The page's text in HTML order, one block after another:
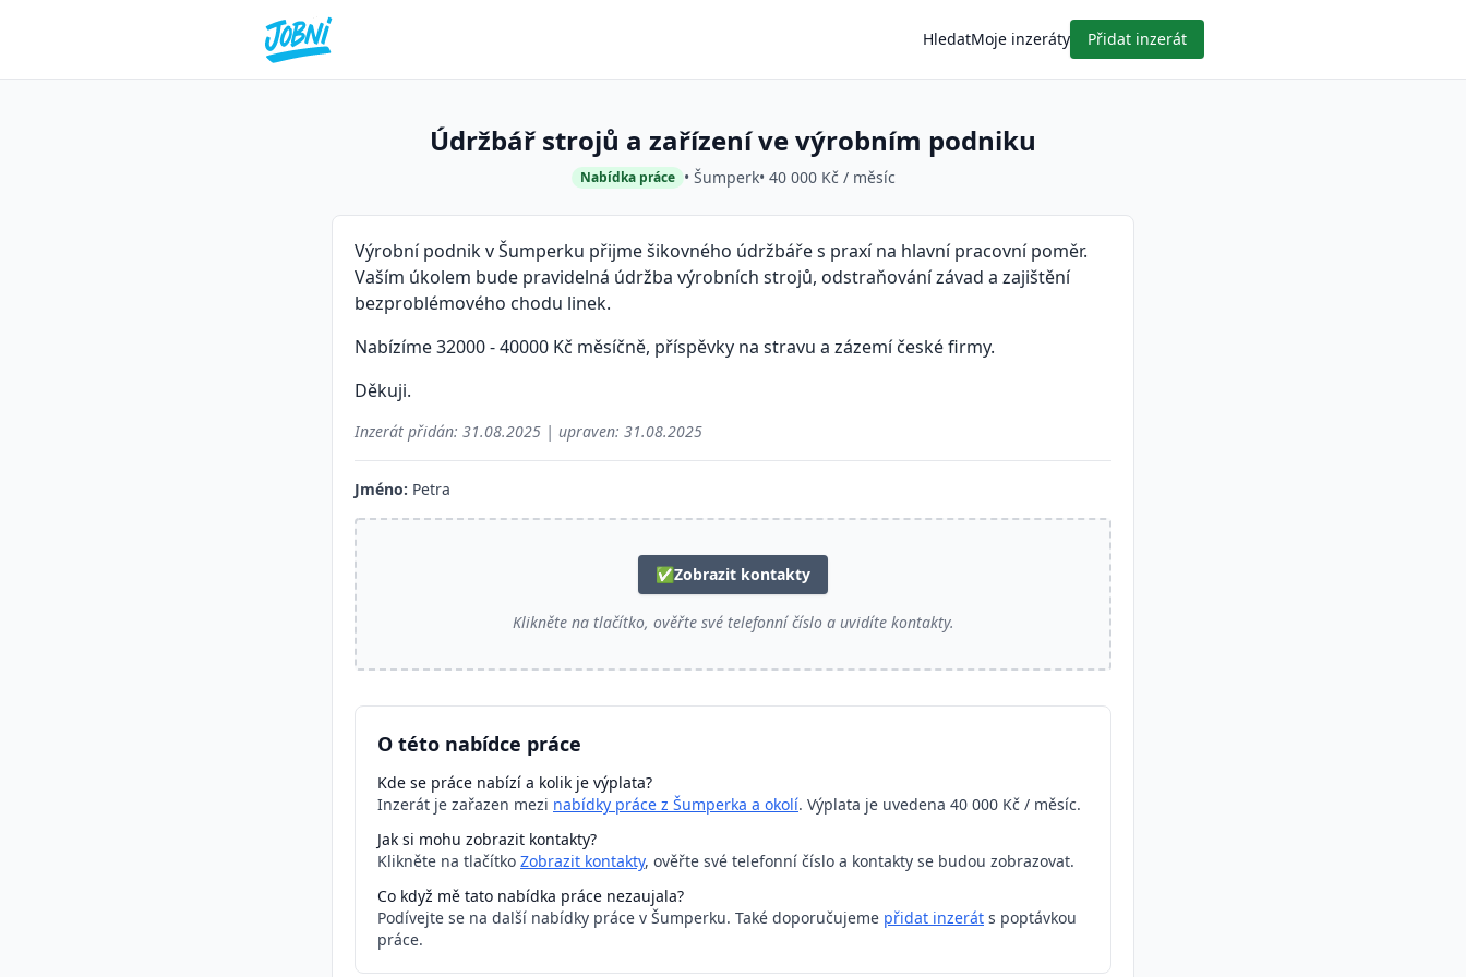
HledatMoje inzeráty Přidat inzerát
Údržbář strojů a zařízení ve výrobním podniku
Nabídka práce • Šumperk• 40 000 Kč / měsíc
Výrobní podnik v Šumperku přijme šikovného údržbáře s praxí na hlavní pracovní poměr.
Vaším úkolem bude pravidelná údržba výrobních strojů, odstraňování závad a zajištění
bezproblémového chodu linek.
Nabízíme 32000 - 40000 Kč měsíčně, příspěvky na stravu a zázemí české firmy.
Děkuji.
Inzerát přidán: 31.08.2025 | upraven: 31.08.2025
Jméno: Petra
✅Zobrazit kontakty
Klikněte na tlačítko, ověřte své telefonní číslo a uvidíte kontakty.
O této nabídce práce
Kde se práce nabízí a kolik je výplata?
Inzerát je zařazen mezi nabídky práce z Šumperka a okolí. Výplata je uvedena 40 000 Kč / měsíc.
Jak si mohu zobrazit kontakty?
Klikněte na tlačítko Zobrazit kontakty, ověřte své telefonní číslo a kontakty se budou zobrazovat.
Co když mě tato nabídka práce nezaujala?
Podívejte se na další nabídky práce v Šumperku. Také doporučujeme přidat inzerát s poptávkou
práce.